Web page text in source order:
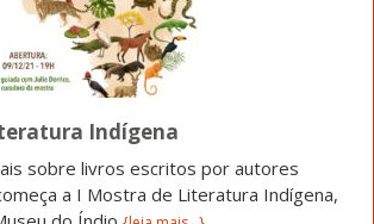
Indígena
sobre livros escritos por autores
a I Mostra de Literatura Indígena,